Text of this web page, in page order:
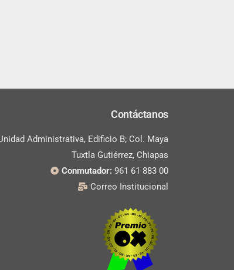
Contáctanos
Administrativa, Edificio B; Col. Maya
Tuxtla Gutiérrez, Chiapas
Conmutador: 961 61 883 00
Correo Institucional